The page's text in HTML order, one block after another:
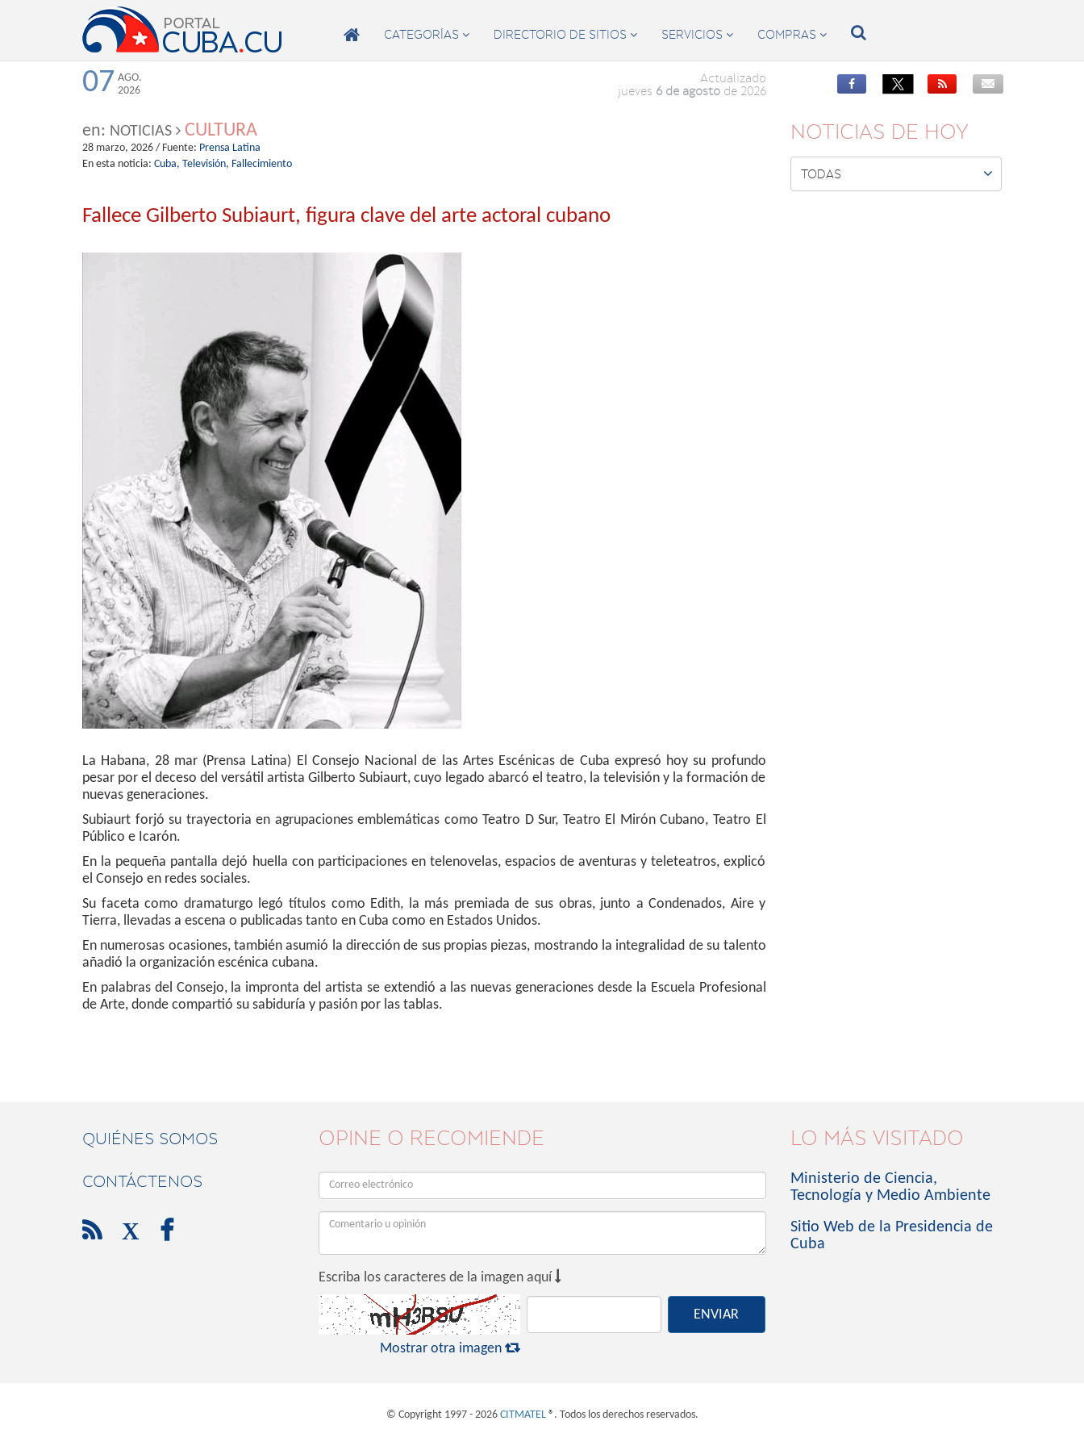
 CATEGORÍAS  DIRECTORIO DE SITIOS  SERVICIOS  COMPRAS  
07 AGO.
2026
Actualizado
jueves 6 de agostode 2026


en: NOTICIAS CULTURA
28 marzo, 2026 / Fuente: Prensa Latina
En esta noticia: Cuba, Televisión, Fallecimiento
Fallece Gilberto Subiaurt, figura clave del arte actoral cubano
La Habana, 28 mar (Prensa Latina) El Consejo Nacional de las Artes Escénicas de Cuba expresó hoy su profundo
pesar por el deceso del versátil artista Gilberto Subiaurt, cuyo legado abarcó el teatro, la televisión y la formación de
nuevas generaciones.
Subiaurt forjó su trayectoria en agrupaciones emblemáticas como Teatro D Sur, Teatro El Mirón Cubano, Teatro El
Público e Icarón.
En la pequeña pantalla dejó huella con participaciones en telenovelas, espacios de aventuras y teleteatros, explicó
el Consejo en redes sociales.
Su faceta como dramaturgo legó títulos como Edith, la más premiada de sus obras, junto a Condenados, Aire y
Tierra, llevadas a escena o publicadas tanto en Cuba como en Estados Unidos.
En numerosas ocasiones, también asumió la dirección de sus propias piezas, mostrando la integralidad de su talento
añadió la organización escénica cubana.
En palabras del Consejo, la impronta del artista se extendió a las nuevas generaciones desde la Escuela Profesional
de Arte, donde compartió su sabiduría y pasión por las tablas.
NOTICIAS DE HOY
TODAS 
QUIÉNES SOMOS
CONTÁCTENOS
 X 
OPINE O RECOMIENDE
Escriba los caracteres de la imagen aquí 
Mostrar otra imagen 
ENVIAR
LO MÁS VISITADO
Ministerio de Ciencia,
Tecnología y Medio Ambiente
Sitio Web de la Presidencia de
Cuba
© Copyright 1997 - 2026 CITMATEL®. Todos los derechos reservados.